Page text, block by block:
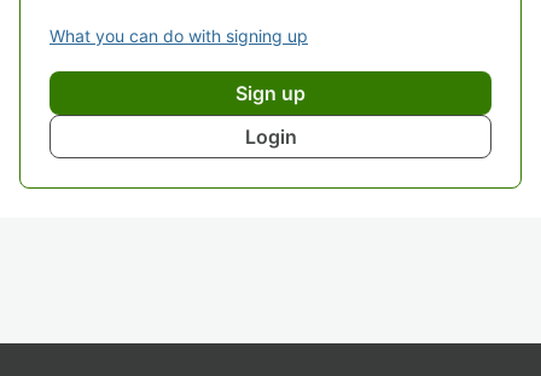
What you can do with signing up
Sign up
Login